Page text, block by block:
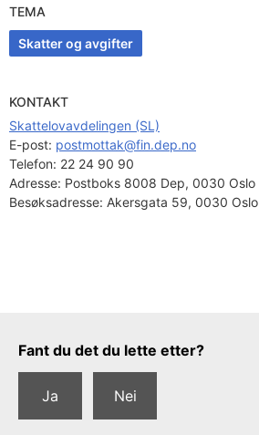
TEMA
Skatter og avgifter
KONTAKT
Skattelovavdelingen (SL)
E-post: postmottak@fin.dep.no
Telefon: 22 24 90 90
Adresse: Postboks 8008 Dep, 0030 Oslo
Besøksadresse: Akersgata 59, 0030 Oslo
Tilbakemeldingsskjema
Fant du det du lette etter?
Ja Nei